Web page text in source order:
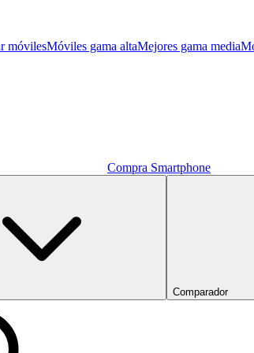
móvilesMóviles gama altaMejores gama media
Compra Smartphone
Comparador